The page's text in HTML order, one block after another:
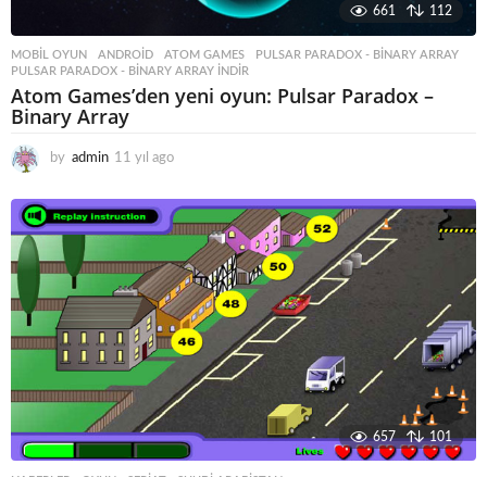
661 112
MOBIL OYUN ANDROID ,ATOM GAMES ,PULSAR PARADOX - BINARY ARRAY
PULSAR PARADOX - BINARY ARRAY INDIR
Atom Games’den yeni oyun: Pulsar Paradox –
Binary Array
by admin 11 yıl ago
y
ı
a
g
o
657 101